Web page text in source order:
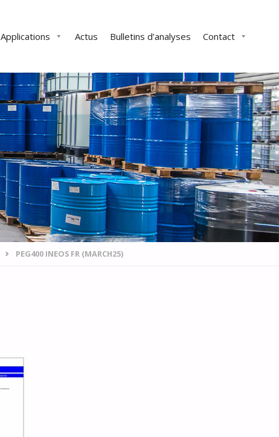
Applications Actus Bulletins d’analyses Contact
PEG400 INEOS FR (MARCH25)